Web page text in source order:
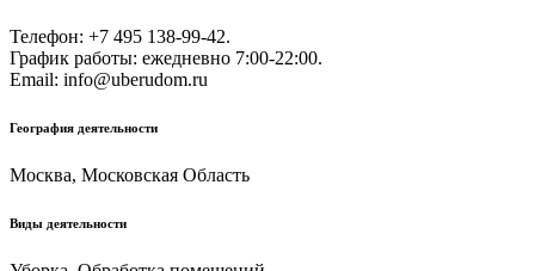
Телефон: +7 495 138-99-42.
График работы: ежедневно 7:00-22:00.
Email: info@uberudom.ru
География деятельности
Москва, Московская Область
Виды деятельности